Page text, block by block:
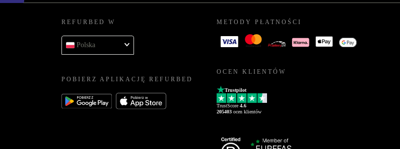
REFURBED W
Polska
POBIERZ APLIKACJĘ REFURBED
METODY PŁATNOŚCI
OCEN KLIENTÓW
Trustpilot
TrustScore 4.6
205403 ocen klientów